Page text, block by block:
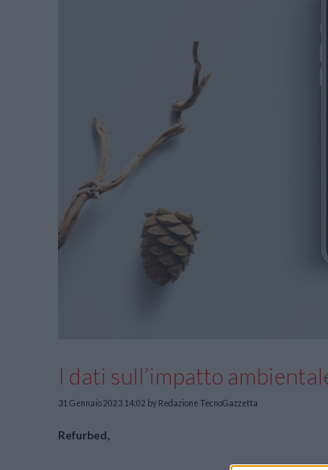
I dati sull’impatto
31 Gennaio 2023 14:02 by Redazione TecnoGazzetta
Refurbed,